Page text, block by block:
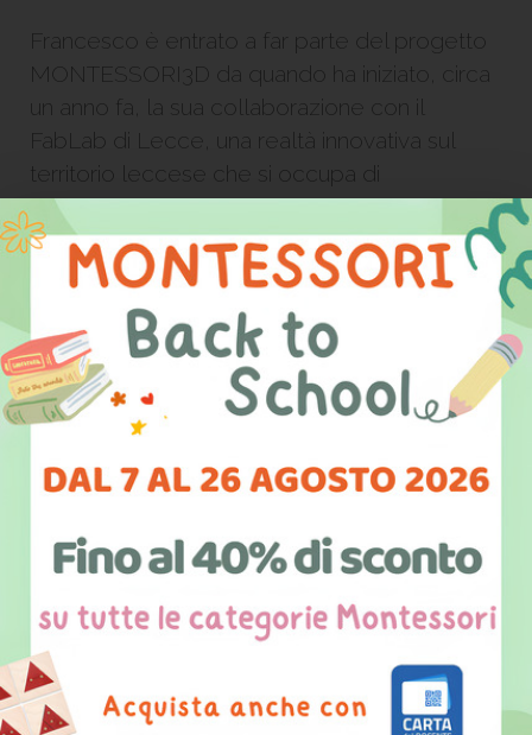
Francesco è entrato a far parte del progetto
MONTESSORI3D da quando ha iniziato, circa
un anno fa, la sua collaborazione con il
FabLab di Lecce, una realtà innovativa sul
territorio leccese che si occupa di
prototipazione e stampa 3D nonché di
formazione legata all’innovazione.
Di estrazione ingegneristica, modella in 2D e
in 3D i materiali didattici montessoriani e dà al
progetto un assetto tecnico che permette la
realizzazione a basso costo degli stessi
grazie all’utilizzo della manifattura additiva
proprio lavoro, guarda al futuro con fiducia.
Precedentemente, ha svolto numerosi lavori
che lo hanno accompagnato nella crescita
Scegli la tua area di interesse e resta